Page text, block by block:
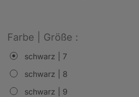
Farbe | Größe :
schwarz | 7
schwarz | 8
schwarz | 9